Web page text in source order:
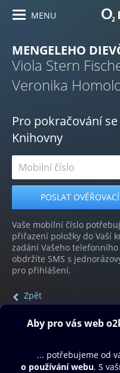
MENU
MENGELEHO
Viola Stern
Veronika
Pro pokračování
Knihovny
Vaše mobilní číslo
přiřazení položky do Vaší
zadání Vašeho telefonního
obdržíte SMS s
pro přihlášení.
Zpět
Obsah ke stažení